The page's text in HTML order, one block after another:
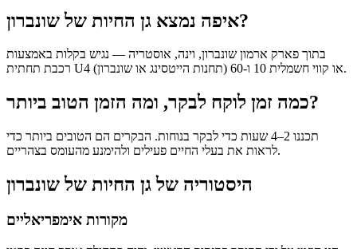
איפה נמצא גן החיות של שונברון?
בתוך פארק ארמון שונברון, וינה, אוסטריה — נגיש בקלות באמצעות
רכבת תחתית U4 (תחנות הייטסינג או שונברון) או קווי חשמלית 10 ו-60.
כמה זמן לוקח לבקר, ומה הזמן הטוב ביותר?
תכננו 2–4 שעות כדי לבקר בנוחות. הבקרים הם הטובים ביותר כדי
לראות את בעלי החיים פעילים ולהימנע מהעומס בצהריים.
היסטוריה של גן החיות של שונברון
מקורות אימפריאליים